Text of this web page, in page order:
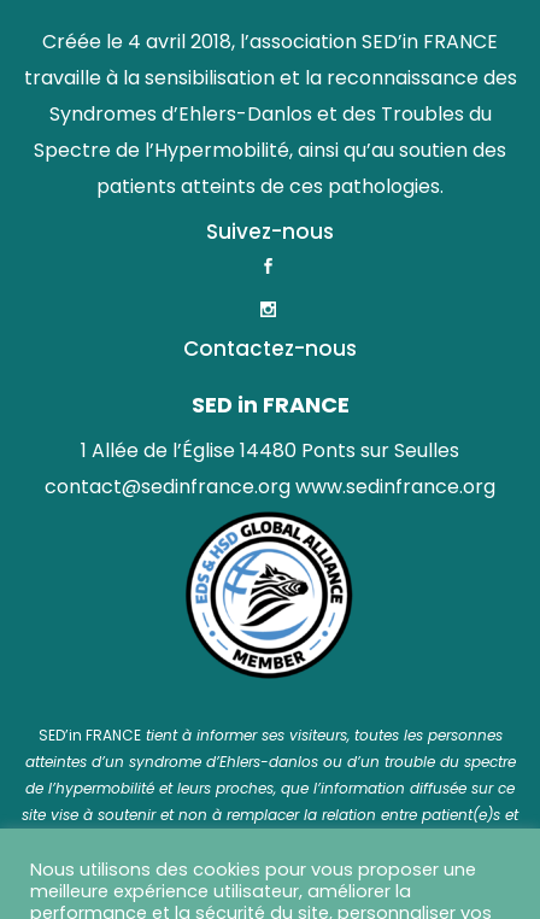
Créée le 4 avril 2018, l’association SED’in FRANCE
travaille à la sensibilisation et la reconnaissance des
Syndromes d’Ehlers-Danlos et des Troubles du
Spectre de l’Hypermobilité, ainsi qu’au soutien des
patients atteints de ces pathologies.
Suivez-nous
Contactez-nous
SED in FRANCE
1 Allée de l’Église 14480 Ponts sur Seulles
contact@sedinfrance.orgwww.sedinfrance.org
SED’in FRANCEtient à informer ses visiteurs, toutes les personnes
atteintes d’un syndrome d’Ehlers-danlos ou d’un trouble du spectre
de l’hypermobilité et leurs proches, que l’information diffusée sur ce
site vise à soutenir et non à remplacer la relation entre patient(e)s et
Nous utilisons des cookies pour vous proposer une
meilleure expérience utilisateur, améliorer la
performance et la sécurité du site, personnaliser vos